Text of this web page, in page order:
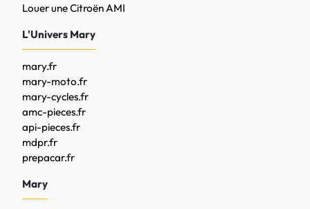
Louer une Citroën AMI
L'Univers Mary
mary.fr
mary-moto.fr
mary-cycles.fr
amc-pieces.fr
api-pieces.fr
mdpr.fr
prepacar.fr
Mary